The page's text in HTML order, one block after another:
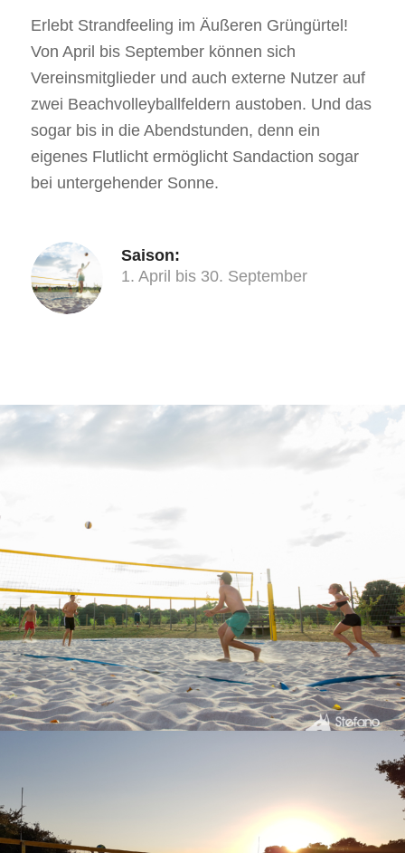
Erlebt Strandfeeling im Äußeren Grüngürtel!
Von April bis September können sich
Vereinsmitglieder und auch externe Nutzer auf
zwei Beachvolleyballfeldern austoben. Und das
sogar bis in die Abendstunden, denn ein
eigenes Flutlicht ermöglicht Sandaction sogar
bei untergehender Sonne.
Saison:
1. April bis 30. September